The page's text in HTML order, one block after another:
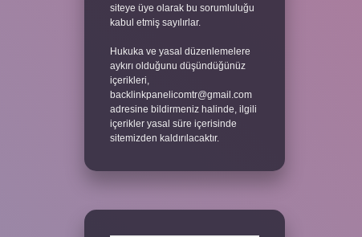
siteye üye olarak bu sorumluluğu
kabul etmiş sayılırlar.
Hukuka ve yasal düzenlemelere
aykırı olduğunu düşündüğünüz
içerikleri,
backlinkpanelicomtr@gmail.com
adresine bildirmeniz halinde, ilgili
içerikler yasal süre içerisinde
sitemizden kaldırılacaktır.